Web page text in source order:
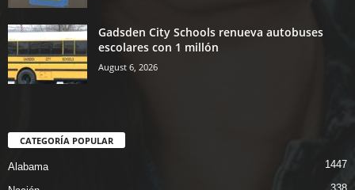
Gadsden City Schools renueva autobuses
escolares con 1 millón
August 6, 2026
CATEGORÍA POPULAR
Alabama 1447